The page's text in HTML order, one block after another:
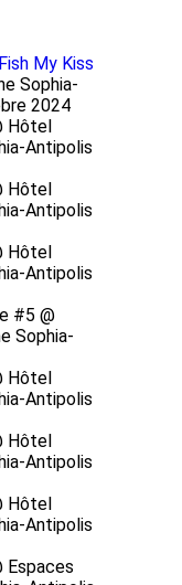
Fish My Kiss
Sophia-
2024
Hôtel
Antipolis
Hôtel
Antipolis
Hôtel
Antipolis
#5 @
Sophia-
Hôtel
Antipolis
Hôtel
Antipolis
Hôtel
Antipolis
Espaces